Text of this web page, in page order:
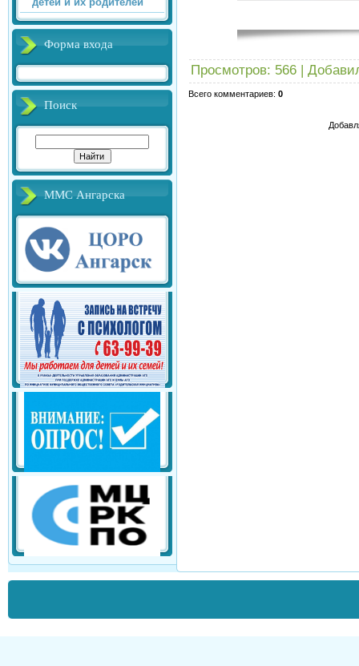
Форма входа
Поиск
ММС Ангарска
Просмотров: 566 |
Всего комментариев: 0